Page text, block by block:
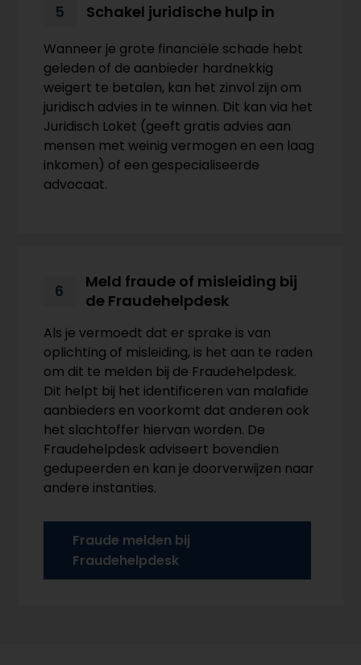
5 Schakel juridische hulp in
Wanneer je grote financiële schade hebt
geleden of de aanbieder hardnekkig
weigert te betalen, kan het zinvol zijn om
juridisch advies in te winnen. Dit kan via het
Juridisch Loket (geeft gratis advies aan
mensen met weinig vermogen en een laag
inkomen) of een gespecialiseerde
advocaat.
6
Meld fraude of misleiding bij
de Fraudehelpdesk
Als je vermoedt dat er sprake is van
oplichting of misleiding, is het aan te raden
om dit te melden bij de Fraudehelpdesk.
Dit helpt bij het identificeren van malafide
aanbieders en voorkomt dat anderen ook
het slachtoffer hiervan worden. De
Fraudehelpdesk adviseert bovendien
gedupeerden en kan je doorverwijzen naar
andere instanties.
Fraude melden bij
Fraudehelpdesk